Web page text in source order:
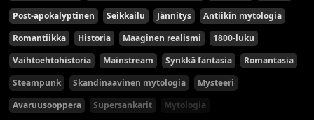
Post-apokalyptinen
Seikkailu Jännitys
Antiikin mytologia
Romantiikka
Historia Maaginen realismi
1800-luku
Vaihtoehtohistoria
Mainstream Synkkä fantasia
Romantasia
Steampunk
Skandinaavinen mytologia
Mysteeri
Avaruusooppera
Supersankarit
Mytologia